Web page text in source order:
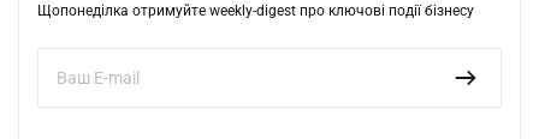
Щопонеділка отримуйте weekly-digest про ключові події бізнесу